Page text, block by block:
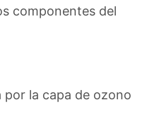
componentes del
por la capa de ozono